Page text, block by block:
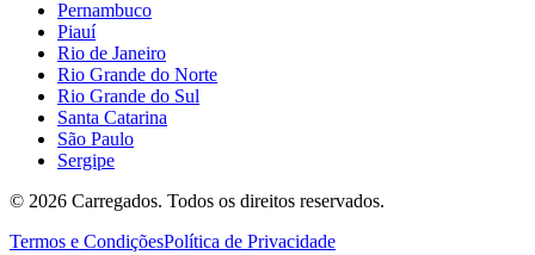
Pernambuco
Piauí
Rio de Janeiro
Rio Grande do Norte
Rio Grande do Sul
Santa Catarina
São Paulo
Sergipe
© 2026 Carregados. Todos os direitos reservados.
Termos e CondiçõesPolítica de Privacidade